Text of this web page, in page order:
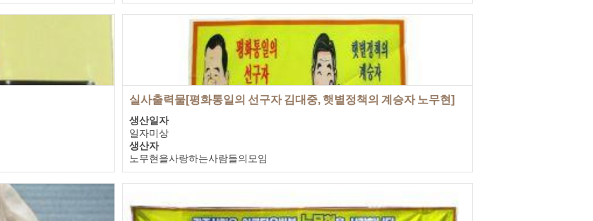
노무현을사랑하는사람들의모임
실사출력물[평화통일의 선구자 김대중, 햇볕정책의 계승자 노무현]
생산일자
일자미상
생산자
노무현을사랑하는사람들의모임
기증자
노무현을사랑하는사람들의모임